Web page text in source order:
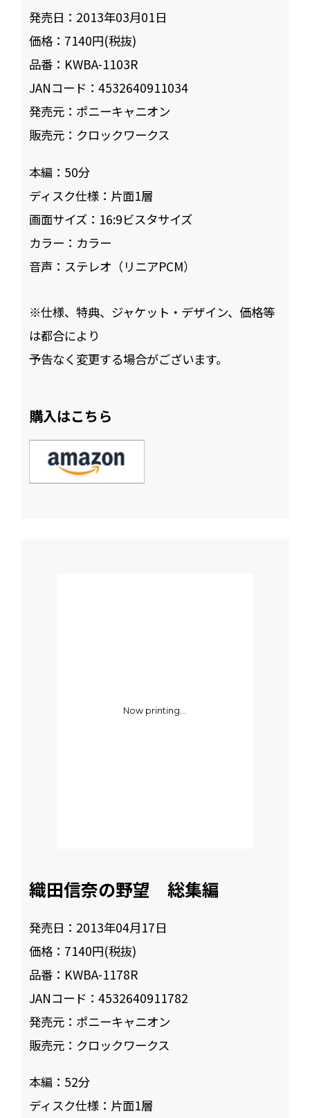
発売日： 2013年03月01日
価格： 7140円(税抜)
品番： KWBA-1103R
JANコード：4532640911034
発売元： ポニーキャニオン
販売元： クロックワークス
本編： 50
ディスク仕様： 片面1層
画面サイズ： 16:9ビスタサイズ
カラー： カラー
音声： ステレオ（リニアPCM）
※仕様、特典、ジャケット・デザイン、価格等
は都合により
予告なく変更する場合がございます。
購入はこちら
Now printing...
織田信奈の野望 総集編
発売日： 2013年04月17日
価格： 7140円(税抜)
品番： KWBA-1178R
JANコード：4532640911782
発売元： ポニーキャニオン
販売元： クロックワークス
本編： 52
ディスク仕様： 片面1層